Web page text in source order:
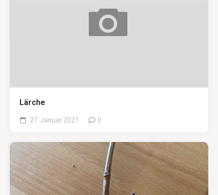
Lärche
27. Januar 2021 0